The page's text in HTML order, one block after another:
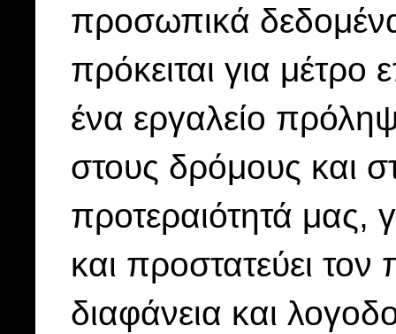
προσωπικά
πρόκειται για
ένα εργαλείο
στους δρόμους και
προτεραιότητά μας,
και προστατεύει
διαφάνεια και